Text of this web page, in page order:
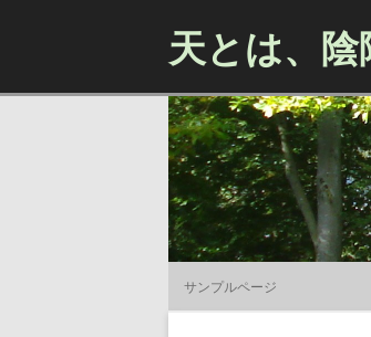
天とは、
サンプルページ